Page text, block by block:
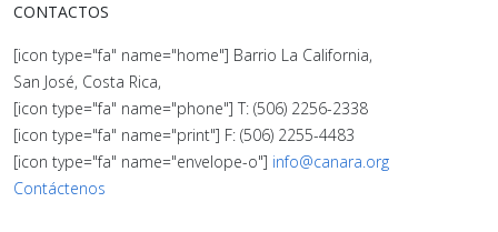
CONTACTOS
[icon type="fa" name="home"] Barrio La California,
San José, Costa Rica,
[icon type="fa" name="phone"] T: (506) 2256-2338
[icon type="fa" name="print"] F: (506) 2255-4483
[icon type="fa" name="envelope-o"] info@canara.org
Contáctenos